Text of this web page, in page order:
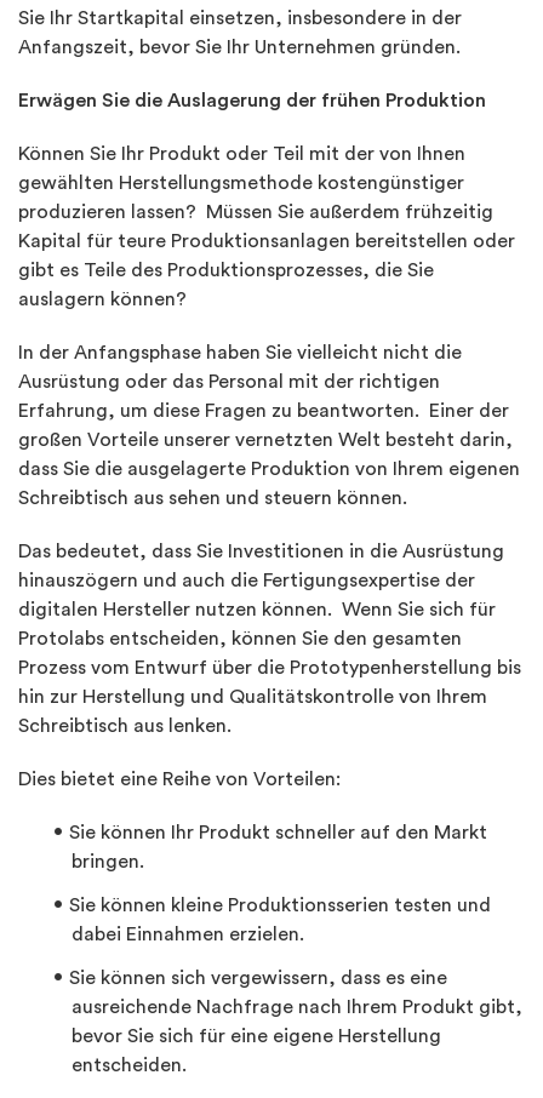
Sie Ihr Startkapital einsetzen, insbesondere in der
Anfangszeit, bevor Sie Ihr Unternehmen gründen.
Erwägen Sie die Auslagerung der frühen Produktion
Können Sie Ihr Produkt oder Teil mit der von Ihnen
gewählten Herstellungsmethode kostengünstiger
produzieren lassen? Müssen Sie außerdem frühzeitig
Kapital für teure Produktionsanlagen bereitstellen oder
gibt es Teile des Produktionsprozesses, die Sie
auslagern können?
In der Anfangsphase haben Sie vielleicht nicht die
Ausrüstung oder das Personal mit der richtigen
Erfahrung, um diese Fragen zu beantworten. Einer der
großen Vorteile unserer vernetzten Welt besteht darin,
dass Sie die ausgelagerte Produktion von Ihrem eigenen
Schreibtisch aus sehen und steuern können.
Das bedeutet, dass Sie Investitionen in die Ausrüstung
hinauszögern und auch die Fertigungsexpertise der
digitalen Hersteller nutzen können. Wenn Sie sich für
Protolabs entscheiden, können Sie den gesamten
Prozess vom Entwurf über die Prototypenherstellung bis
hin zur Herstellung und Qualitätskontrolle von Ihrem
Schreibtisch aus lenken.
Dies bietet eine Reihe von Vorteilen:
Sie können Ihr Produkt schneller auf den Markt
bringen.
Sie können kleine Produktionsserien testen und
dabei Einnahmen erzielen.
Sie können sich vergewissern, dass es eine
ausreichende Nachfrage nach Ihrem Produkt gibt,
bevor Sie sich für eine eigene Herstellung
entscheiden.